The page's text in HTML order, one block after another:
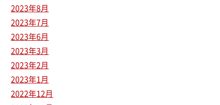
2023年8月
2023年7月
2023年6月
2023年3月
2023年2月
2023年1月
2022年12月